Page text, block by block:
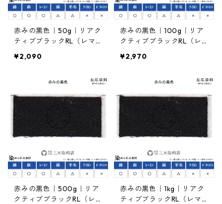
赤みの黒色｜50g｜リアク
ティブブラックRL（レマ
応染料
¥2,090
赤みの黒色｜100g｜リア
クティブブラックRL（レ
反応染料
¥2,970
赤みの黒色｜500g｜リア
クティブブラックRL（レ
赤みの黒色｜1kg｜リアク
ティブブラックRL（レマ